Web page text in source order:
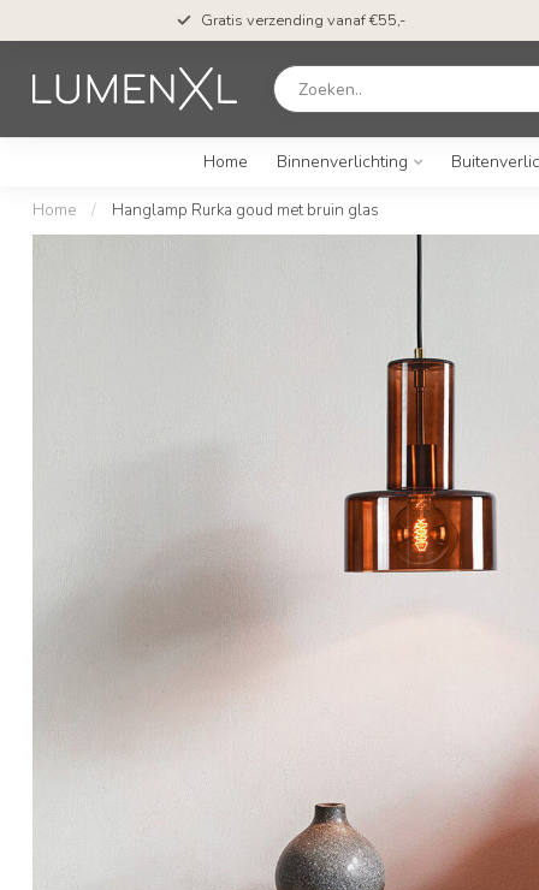
Gratis verzending vanaf €55,-
Home Binnenverlichting
Home / Hanglamp Rurka goud met bruin glas